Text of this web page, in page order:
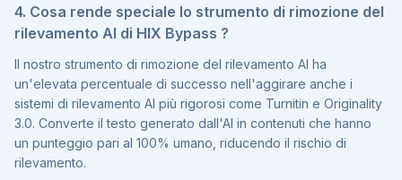
4. Cosa rende speciale lo strumento di rimozione del
rilevamento AI di HIX Bypass ?
Il nostro strumento di rimozione del rilevamento AI ha
un'elevata percentuale di successo nell'aggirare anche i
sistemi di rilevamento AI più rigorosi come Turnitin e Originality
3.0. Converte il testo generato dall'AI in contenuti che hanno
un punteggio pari al 100% umano, riducendo il rischio di
rilevamento.